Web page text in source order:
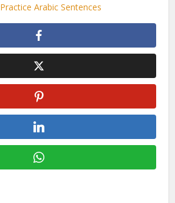
Practice Arabic Sentences